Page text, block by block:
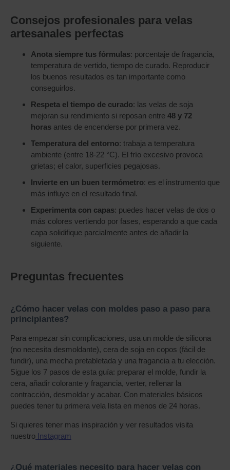
Consejos profesionales para velas
artesanales perfectas
Anota siempre tus fórmulas: porcentaje de fragancia,
temperatura de vertido, tiempo de curado. Reproducir
los buenos resultados es tan importante como
conseguirlos.
Respeta el tiempo de curado: las velas de soja
mejoran su rendimiento si reposan entre 48 y 72
horas antes de encenderse por primera vez.
Temperatura del entorno: trabaja a temperatura
ambiente (entre 18-22 °C). El frío excesivo provoca
grietas; el calor, superficies pegajosas.
Invierte en un buen termómetro: es el instrumento que
más influye en el resultado final.
Experimenta con capas: puedes hacer velas de dos o
más colores vertiendo por fases, esperando a que cada
capa solidifique parcialmente antes de añadir la
siguiente.
Preguntas frecuentes
¿Cómo hacer velas con moldes paso a paso para
principiantes?
Para empezar sin complicaciones, usa un molde de silicona
(no necesita desmoldante), cera de soja en copos (fácil de
fundir), una mecha pretabletada y una fragancia a tu elección.
Sigue los 7 pasos de esta guía: preparar el molde, fundir la
cera, añadir colorante y fragancia, verter, rellenar la
contracción, desmoldar y acabar. Con materiales básicos
puedes tener tu primera vela lista en menos de 24 horas.
Si quieres tener mas inspiración y ver resultados visita
nuestro Instagram
¿Qué materiales necesito para hacer velas con